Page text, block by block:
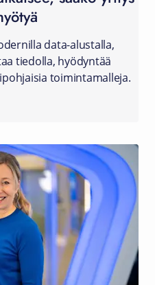
data-alustalla,
tiedolla, hyödyntää
toimintamalleja.